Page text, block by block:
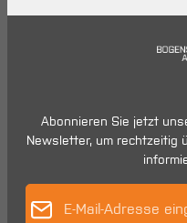
Abonnieren Sie jetzt
Newsletter, um rechtzeitig